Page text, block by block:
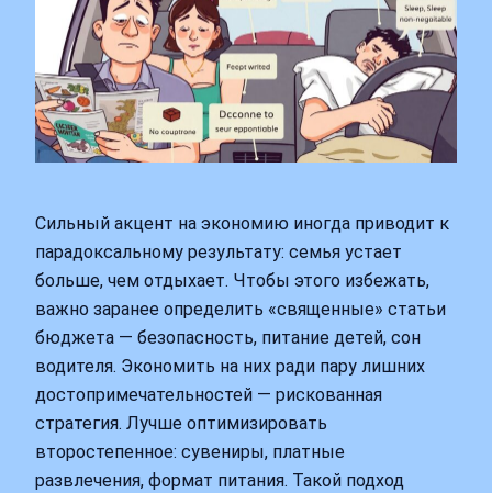
Сильный акцент на экономию иногда приводит к
парадоксальному результату: семья устает
больше, чем отдыхает. Чтобы этого избежать,
важно заранее определить «священные» статьи
бюджета — безопасность, питание детей, сон
водителя. Экономить на них ради пару лишних
достопримечательностей — рискованная
стратегия. Лучше оптимизировать
второстепенное: сувениры, платные
развлечения, формат питания. Такой подход